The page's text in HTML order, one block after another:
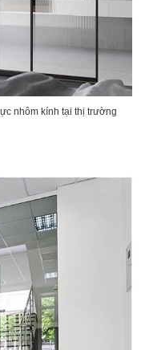
nhôm kính tại thị trường